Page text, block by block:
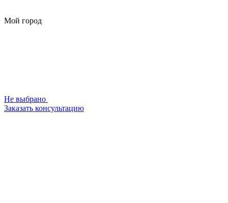
Мой город
Не выбрано
Заказать консультацию